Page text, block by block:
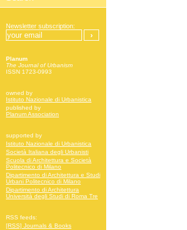
Newsletter subscription:
Planum
The Journal of Urbanism
ISSN 1723-0993
owned by
Istituto Nazionale di Urbanistica
published by
Planum Association
supported by
Istituto Nazionale di Urbanistica
Società Italiana degli Urbanisti
Scuola di Architettura e Società
Politecnico di Milano
Dipartimento di Architettura e Studi
Urbani Politecnico di Milano
Dipartimento di Architettura
Università degli Studi di Roma Tre
RSS feeds:
[RSS] Journals & Books